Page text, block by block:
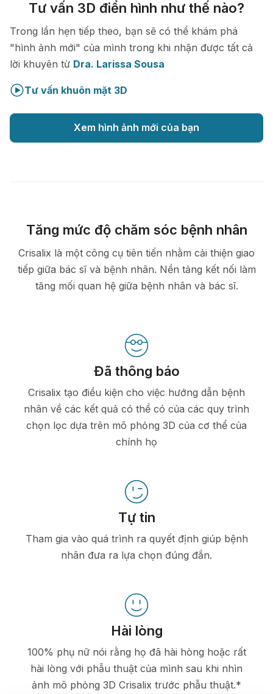
Tư vấn 3D điển hình như thế nào?
Trong lần hẹn tiếp theo, bạn sẽ có thể khám phá
"hình ảnh mới" của mình trong khi nhận được tất cả
lời khuyên từ Dra. Larissa Sousa
Tư vấn khuôn mặt 3D
Xem hình ảnh mới của bạn
Tăng mức độ chăm sóc bệnh nhân
Crisalix là một công cụ tiên tiến nhằm cải thiện giao
tiếp giữa bác sĩ và bệnh nhân. Nền tảng kết nối làm
tăng mối quan hệ giữa bệnh nhân và bác sĩ.
Đã thông báo
Crisalix tạo điều kiện cho việc hướng dẫn bệnh
nhân về các kết quả có thể có của các quy trình
chọn lọc dựa trên mô phỏng 3D của cơ thể của
chính họ
Tự tin
Tham gia vào quá trình ra quyết định giúp bệnh
nhân đưa ra lựa chọn đúng đắn.
Hài lòng
100% phụ nữ nói rằng họ đã hài hòng hoặc rất
hài lòng với phẫu thuật của mình sau khi nhìn
ảnh mô phỏng 3D Crisalix trước phẫu thuật.*